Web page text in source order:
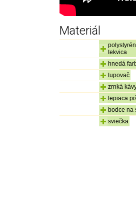
Materiál
tekvica
hnedá
tupovač
zrnká
lepiaca
bodce na
sviečka